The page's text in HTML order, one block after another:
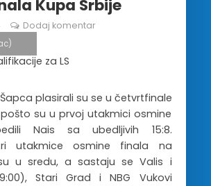
Kupa Srbije
Dodaj komentar
plasirali su se u četvrtfinale
pošto su u prvoj utakmici osmine
Nais sa ubedljivih 15:8.
utakmice osmine finala na
u sredu, a sastaju se Valis i
Stari Grad i NBG Vukovi